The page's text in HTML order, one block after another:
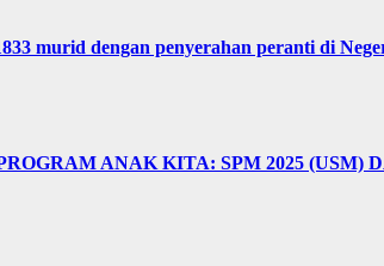
murid dengan penyerahan peranti di
ANAK KITA: SPM 2025